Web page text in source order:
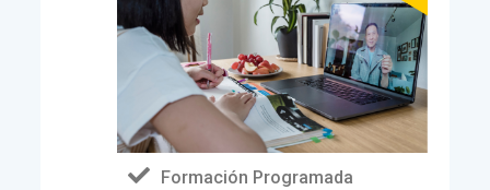
Formación Programada